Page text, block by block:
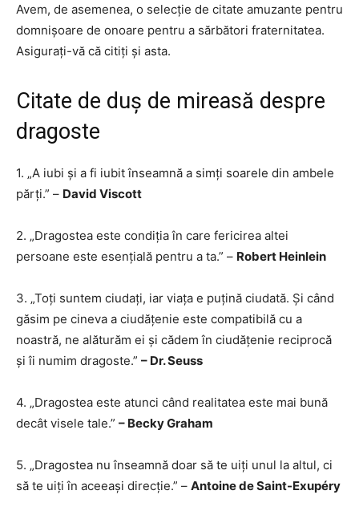
Avem, de asemenea, o selecție de citate amuzante pentru
domnișoare de onoare pentru a sărbători fraternitatea.
Asigurați-vă că citiți și asta.
Citate de duș de mireasă despre
dragoste
1. „A iubi și a fi iubit înseamnă a simți soarele din ambele
părți.” – David Viscott
2. „Dragostea este condiția în care fericirea altei
persoane este esențială pentru a ta.” – Robert Heinlein
3. „Toți suntem ciudați, iar viața e puțină ciudată. Și când
găsim pe cineva a ciudățenie este compatibilă cu a
noastră, ne alăturăm ei și cădem în ciudățenie reciprocă
și îi numim dragoste.” – Dr. Seuss
4. „Dragostea este atunci când realitatea este mai bună
decât visele tale.” – Becky Graham
5. „Dragostea nu înseamnă doar să te uiți unul la altul, ci
să te uiți în aceeași direcție.” – Antoine de Saint-Exupéry